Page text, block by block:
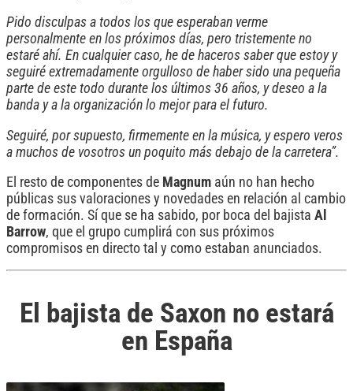
Pido disculpas a todos los que esperaban verme
personalmente en los próximos días, pero tristemente no
estaré ahí. En cualquier caso, he de haceros saber que estoy y
seguiré extremadamente orgulloso de haber sido una pequeña
parte de este todo durante los últimos 36 años, y deseo a la
banda y a la organización lo mejor para el futuro.
Seguiré, por supuesto, firmemente en la música, y espero veros
a muchos de vosotros un poquito más debajo de la carretera”.
El resto de componentes de Magnum aún no han hecho
públicas sus valoraciones y novedades en relación al cambio
de formación. Sí que se ha sabido, por boca del bajista Al
Barrow, que el grupo cumplirá con sus próximos
compromisos en directo tal y como estaban anunciados.
El bajista de Saxon no estará
en España